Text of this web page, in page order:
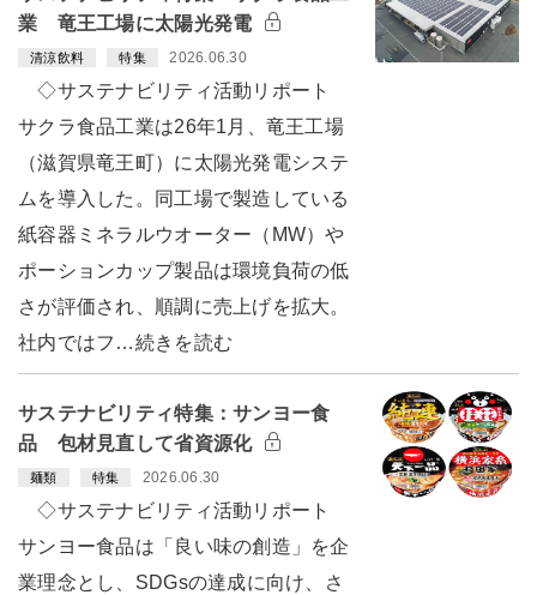
業 竜王工場に太陽光発電
清涼飲料 特集 2026.06.30
◇サステナビリティ活動リポート
サクラ食品工業は26年1月、竜王工場
（滋賀県竜王町）に太陽光発電システ
ムを導入した。同工場で製造している
紙容器ミネラルウオーター（MW）や
ポーションカップ製品は環境負荷の低
さが評価され、順調に売上げを拡大。
社内ではフ…続きを読む
サステナビリティ特集：サンヨー食
品 包材見直して省資源化
麺類 特集 2026.06.30
◇サステナビリティ活動リポート
サンヨー食品は「良い味の創造」を企
業理念とし、SDGsの達成に向け、さ